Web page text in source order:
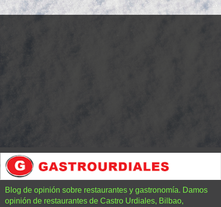
Blog de opinión sobre restaurantes y gastronomía. Damos
opinión de restaurantes de Castro Urdiales, Bilbao,